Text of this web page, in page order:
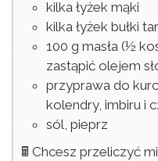
kilka łyżek mąki
kilka łyżek bułki
100 g masła (½
zastąpić olejem
przyprawa do
kolendry, imbiru i
sól, pieprz
🖩 Chcesz przeliczyć